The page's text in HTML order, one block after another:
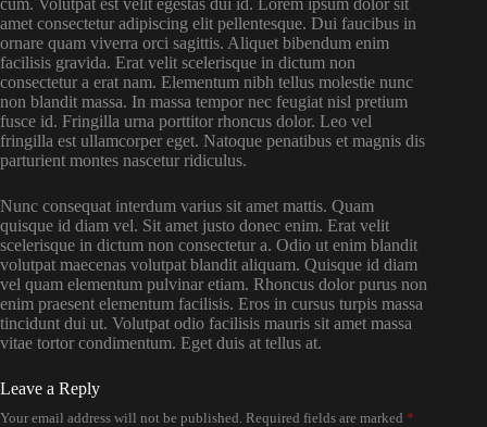
amet consectetur adipiscing elit pellentesque. Dui faucibus in
ornare quam viverra orci sagittis. Aliquet bibendum enim
facilisis gravida. Erat velit scelerisque in dictum non
consectetur a erat nam. Elementum nibh tellus molestie nunc
non blandit massa. In massa tempor nec feugiat nisl pretium
fusce id. Fringilla urna porttitor rhoncus dolor. Leo vel
fringilla est ullamcorper eget. Natoque penatibus et magnis dis
parturient montes nascetur ridiculus.
Nunc consequat interdum varius sit amet mattis. Quam
quisque id diam vel. Sit amet justo donec enim. Erat velit
scelerisque in dictum non consectetur a. Odio ut enim blandit
volutpat maecenas volutpat blandit aliquam. Quisque id diam
vel quam elementum pulvinar etiam. Rhoncus dolor purus non
enim praesent elementum facilisis. Eros in cursus turpis massa
tincidunt dui ut. Volutpat odio facilisis mauris sit amet massa
vitae tortor condimentum. Eget duis at tellus at.
Leave a Reply
Your email address will not be published. Required fields are marked *